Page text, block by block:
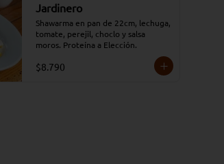
Jardinero
Shawarma en pan de 22cm, lechuga,
tomate, perejil, choclo y salsa
moros. Proteína a Elección.
$8.790